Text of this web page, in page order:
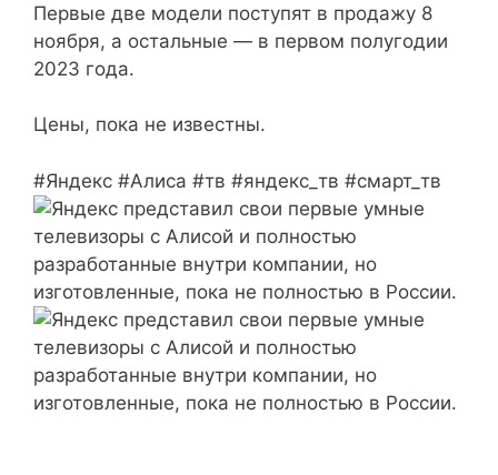
Первые две модели поступят в продажу 8
ноября, а остальные — в первом полугодии
2023 года.
Цены, пока не известны.
#Яндекс #Алиса #тв #яндекс_тв #смарт_тв